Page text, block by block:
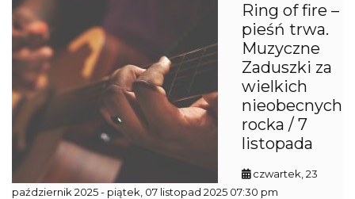
Ring of fire –
pieśń trwa.
Muzyczne
Zaduszki za
wielkich
nieobecnych
rocka / 7
listopada
czwartek, 23
październik 2025- piątek, 07 listopad 2025 07:30 pm